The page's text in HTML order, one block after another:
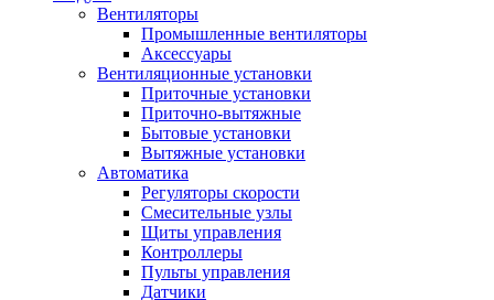
Вентиляторы
Промышленные вентиляторы
Аксессуары
Вентиляционные установки
Приточные установки
Приточно-вытяжные
Бытовые установки
Вытяжные установки
Автоматика
Регуляторы скорости
Смесительные узлы
Щиты управления
Контроллеры
Пульты управления
Датчики